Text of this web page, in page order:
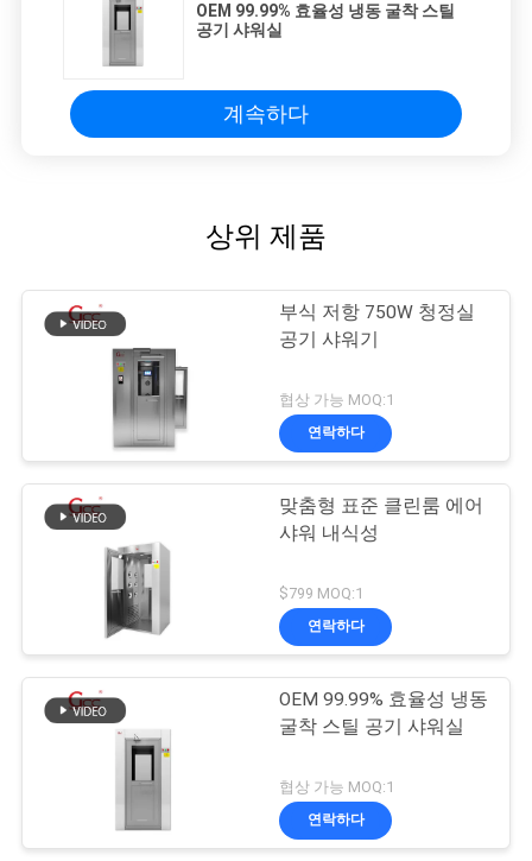
OEM 99.99% 효율성 냉동 굴착 스틸
공기 샤워실
계속하다
상위 제품
부식 저항 750W 청정실
공기 샤워기
협상 가능 MOQ:1
연락하다
맞춤형 표준 클린룸 에어
샤워 내식성
$799 MOQ:1
연락하다
OEM 99.99% 효율성 냉동
굴착 스틸 공기 샤워실
협상 가능 MOQ:1
연락하다